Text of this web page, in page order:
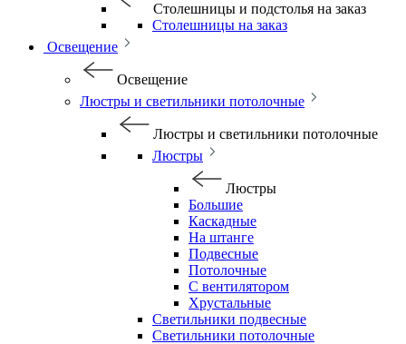
Столешницы и подстолья на заказ
Столешницы на заказ
Освещение
Освещение
Люстры и светильники потолочные
Люстры и светильники потолочные
Люстры
Люстры
Большие
Каскадные
На штанге
Подвесные
Потолочные
С вентилятором
Хрустальные
Светильники подвесные
Светильники потолочные